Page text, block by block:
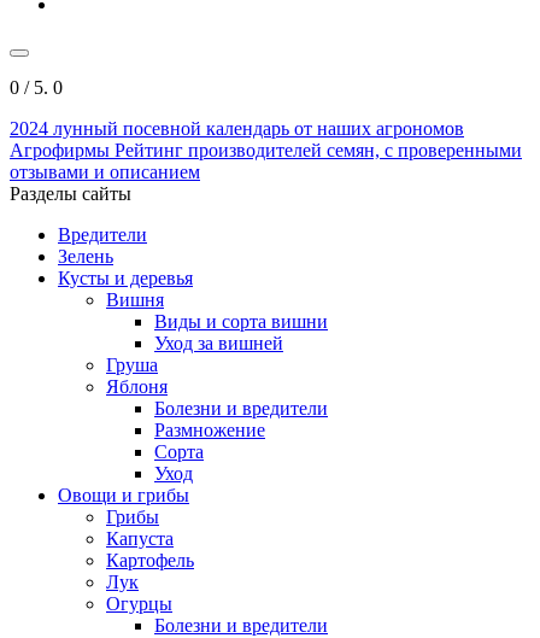
0 / 5. 0
2024 лунный посевной календарь от наших агрономов
Агрофирмы Рейтинг производителей семян, с проверенными
отзывами и описанием
Разделы сайты
Вредители
Зелень
Кусты и деревья
Вишня
Виды и сорта вишни
Уход за вишней
Груша
Яблоня
Болезни и вредители
Размножение
Сорта
Уход
Овощи и грибы
Грибы
Капуста
Картофель
Лук
Огурцы
Болезни и вредители